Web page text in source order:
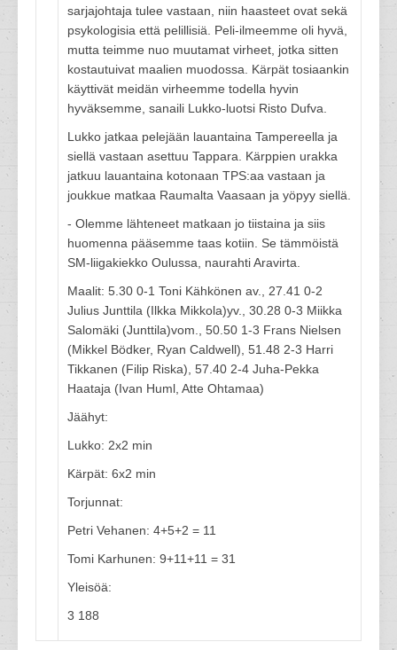
sarjajohtaja tulee vastaan, niin haasteet ovat sekä
psykologisia että pelillisiä. Peli-ilmeemme oli hyvä,
mutta teimme nuo muutamat virheet, jotka sitten
kostautuivat maalien muodossa. Kärpät tosiaankin
käyttivät meidän virheemme todella hyvin
hyväksemme, sanaili Lukko-luotsi Risto Dufva.
Lukko jatkaa pelejään lauantaina Tampereella ja
siellä vastaan asettuu Tappara. Kärppien urakka
jatkuu lauantaina kotonaan TPS:aa vastaan ja
joukkue matkaa Raumalta Vaasaan ja yöpyy siellä.
- Olemme lähteneet matkaan jo tiistaina ja siis
huomenna pääsemme taas kotiin. Se tämmöistä
SM-liigakiekko Oulussa, naurahti Aravirta.
Maalit: 5.30 0-1 Toni Kähkönen av., 27.41 0-2
Julius Junttila (Ilkka Mikkola)yv., 30.28 0-3 Miikka
Salomäki (Junttila)vom., 50.50 1-3 Frans Nielsen
(Mikkel Bödker, Ryan Caldwell), 51.48 2-3 Harri
Tikkanen (Filip Riska), 57.40 2-4 Juha-Pekka
Haataja (Ivan Huml, Atte Ohtamaa)
Jäähyt:
Lukko: 2x2 min
Kärpät: 6x2 min
Torjunnat:
Petri Vehanen: 4+5+2 = 11
Tomi Karhunen: 9+11+11 = 31
Yleisöä:
3 188